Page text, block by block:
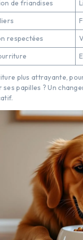
de friandises
respectées
plus attrayante,
ses papilles ? Un